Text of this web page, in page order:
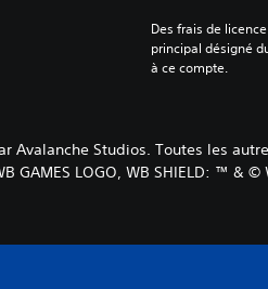
Des frais de
principal désigné
à ce compte.
Avalanche Studios. Toutes les
GAMES LOGO, WB SHIELD: ™ &